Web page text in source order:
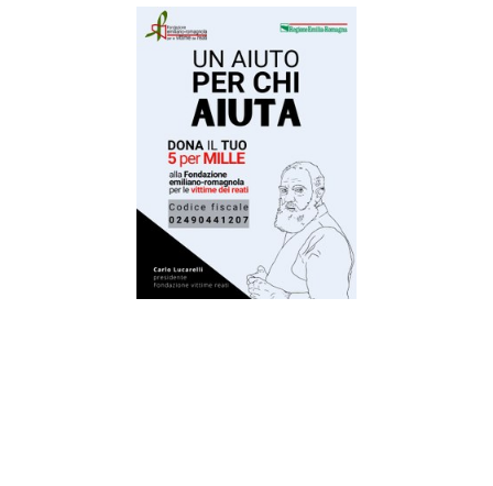
Leggi Atti Bandi